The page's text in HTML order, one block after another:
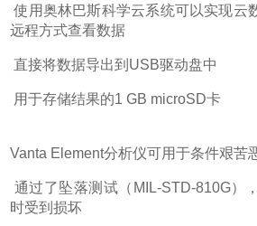
使用奥林巴斯科学云系统可以实现云
远程方式查看数据
直接将数据导出到 USB驱动盘中
用于存储结果的1 GB microSD卡
Vanta Element分析仪可用于条件艰苦
通过了坠落测试（ MIL-STD-810G）
时受到损坏